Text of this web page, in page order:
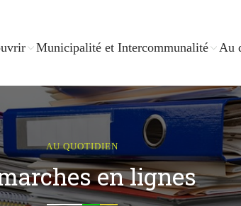
Municipalité et Intercommunalité Au
AU QUOTIDIEN
en lignes